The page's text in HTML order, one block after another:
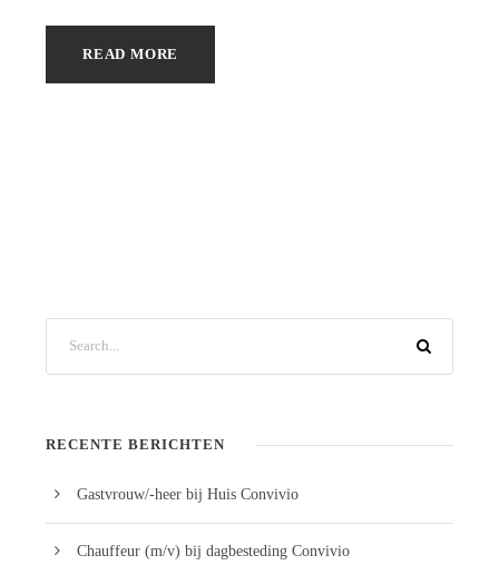
READ MORE
RECENTE BERICHTEN
Gastvrouw/-heer bij Huis Convivio
Chauffeur (m/v) bij dagbesteding Convivio